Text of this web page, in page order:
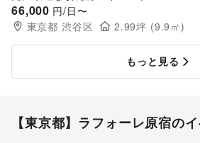
66,000 円/日〜
東京都 渋谷区 2.99坪 (9.9 ㎡)
もっと見る
【東京都】ラフォーレ原宿の